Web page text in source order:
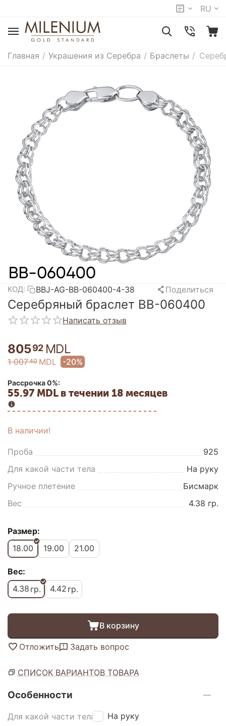
RU
Главная / Украшения из Серебра / Браслеты /
КОД: BBJ-AG-BB-060400-4-38 Поделиться
Серебряный браслет BB-060400
Написать отзыв
80592 MDL
1 00740 MDL -20%
Рассрочка 0%:
55.97 MDL в течении 18 месяцев
В наличии!
Проба
925
Для какой части тела
На руку
Ручное плетение
Бисмарк
Вес
4.38 гр.
Размер:
18.00
19.00 21.00
Вес:
4.38 гр. 4.42 гр.
В корзину
Отложить Задать вопрос
СПИСОК ВАРИАНТОВ ТОВАРА
Особенности
Для какой части тела На руку